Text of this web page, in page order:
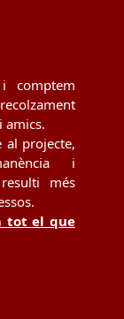
comptem
amics.
al projecte,
i
més
tot el que